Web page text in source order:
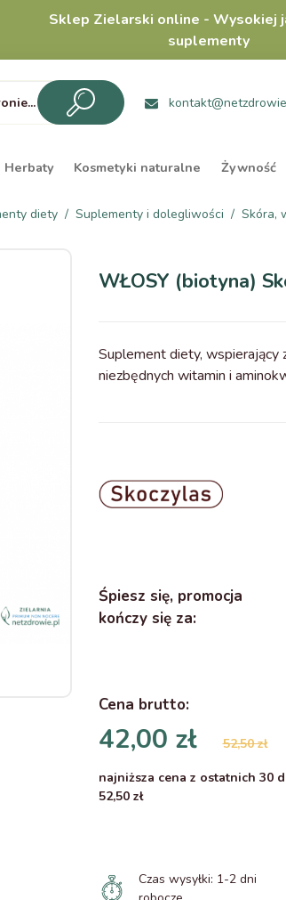
Sklep Zielarski online - Wysokiej
suplementy
Herbaty Kosmetyki naturalne Żywność
diety Suplementy i dolegliwości Skóra,
WŁOSY (biotyna)
Suplement diety, wspierający
niezbędnych witamin i
Śpiesz się, promocja
kończy się za:
Cena brutto:
42,00 zł
52,50 zł
najniższa cena z ostatnich 30
52,50 zł
Czas wysyłki: 1-2 dni